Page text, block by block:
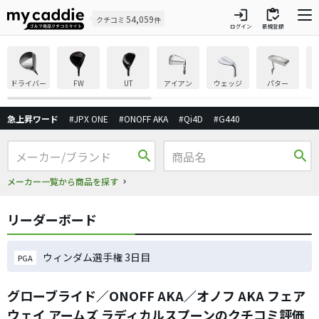
クチコミ 54,059件 login
ログイン
inventory
新規登録
ドライバー FW UT アイアン ウェッジ パター
急上昇ワード #JPX ONE #ONOFF AKA #Qi4D #G440
search
メーカー一覧から商品を探す
search
リーダーボード
PGA ウィンダム選手権 3日目
グローブライド／ONOFF AKA／オノフ AKA フェア
ウェイ アームズ ラディカルスプーンのクチコミ評価